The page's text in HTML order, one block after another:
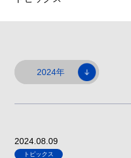
2024.08.09
トピックス